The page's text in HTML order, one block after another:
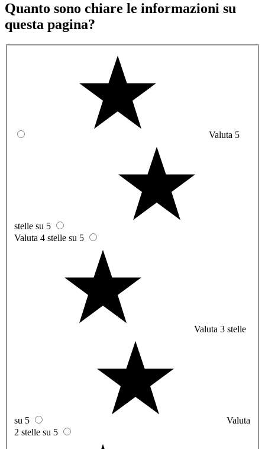
Quanto sono chiare le informazioni su
questa pagina?
Valuta 5
stelle su 5
Valuta 4 stelle su 5
Valuta 3 stelle
su 5
Valuta
2 stelle su 5